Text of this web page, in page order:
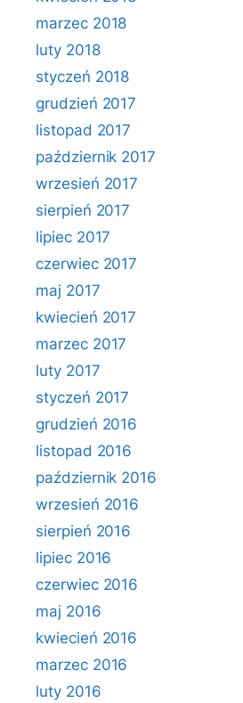
marzec 2018
luty 2018
styczeń 2018
grudzień 2017
listopad 2017
październik 2017
wrzesień 2017
sierpień 2017
lipiec 2017
czerwiec 2017
maj 2017
kwiecień 2017
marzec 2017
luty 2017
styczeń 2017
grudzień 2016
listopad 2016
październik 2016
wrzesień 2016
sierpień 2016
lipiec 2016
czerwiec 2016
maj 2016
kwiecień 2016
marzec 2016
luty 2016